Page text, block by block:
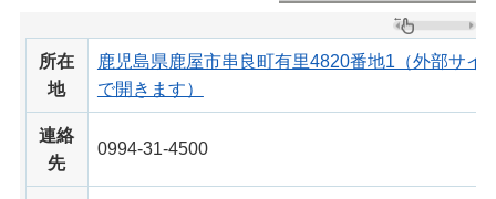
所在
地
鹿児島県鹿屋市串良町有里4820番地1（外部サイ
で開きます）
連絡
先
0994-31-4500